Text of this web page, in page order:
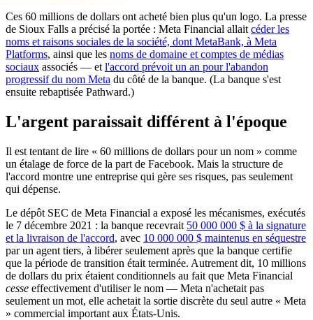
Ces 60 millions de dollars ont acheté bien plus qu'un logo. La presse
de Sioux Falls a précisé la portée : Meta Financial allait céder les
noms et raisons sociales de la société, dont MetaBank, à Meta
Platforms, ainsi que les noms de domaine et comptes de médias
sociaux associés — et l'accord prévoit un an pour l'abandon
progressif du nom Meta du côté de la banque. (La banque s'est
ensuite rebaptisée Pathward.)
L'argent paraissait différent à l'époque
Il est tentant de lire « 60 millions de dollars pour un nom » comme
un étalage de force de la part de Facebook. Mais la structure de
l'accord montre une entreprise qui gère ses risques, pas seulement
qui dépense.
Le dépôt SEC de Meta Financial a exposé les mécanismes, exécutés
le 7 décembre 2021 : la banque recevrait 50 000 000 $ à la signature
et la livraison de l'accord, avec 10 000 000 $ maintenus en séquestre
par un agent tiers, à libérer seulement après que la banque certifie
que la période de transition était terminée. Autrement dit, 10 millions
de dollars du prix étaient conditionnels au fait que Meta Financial
cesse effectivement d'utiliser le nom — Meta n'achetait pas
seulement un mot, elle achetait la sortie discrète du seul autre « Meta
» commercial important aux États-Unis.